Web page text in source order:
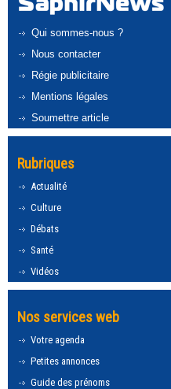
Qui sommes-nous ?
Nous contacter
Régie publicitaire
Mentions légales
Soumettre article
Rubriques
Actualité
Culture
Débats
Santé
Vidéos
Nos services web
Votre agenda
Petites annonces
Guide des prénoms